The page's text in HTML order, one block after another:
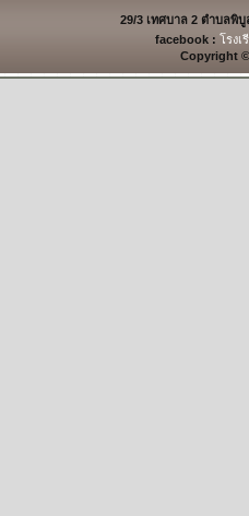
29/3 เทศบาล 2 ตำบลพิ
facebook : โรงเ
Copyright